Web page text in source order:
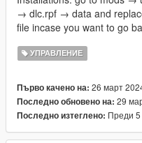
→ dlc.rpf → data and
file incase you want to go
УПРАВЛЕНИЕ
Първо качено на: 26 март
Последно обновено на: 29
Последно изтеглено: Преди